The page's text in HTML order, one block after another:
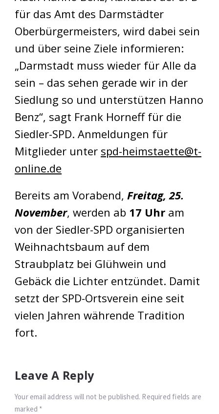
für das Amt des Darmstädter
Oberbürgermeisters, wird dabei sein
und über seine Ziele informieren:
„Darmstadt muss wieder für Alle da
sein – das sehen gerade wir in der
Siedlung so und unterstützen Hanno
Benz“, sagt Frank Horneff für die
Siedler-SPD. Anmeldungen für
Mitglieder unter spd-heimstaette@t-
online.de
Bereits am Vorabend, Freitag, 25.
November, werden ab 17 Uhr am
von der Siedler-SPD organisierten
Weihnachtsbaum auf dem
Straubplatz bei Glühwein und
Gebäck die Lichter entzündet. Damit
setzt der SPD-Ortsverein eine seit
vielen Jahren währende Tradition
fort.
Leave A Reply
Your email address will not be published. Required fields are
marked *